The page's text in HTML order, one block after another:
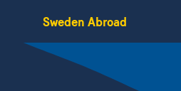
Sweden Abroad